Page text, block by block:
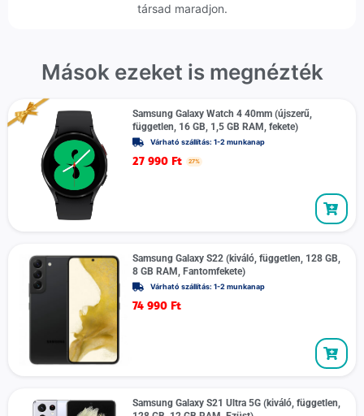
társad maradjon.
Mások ezeket is megnézték
Samsung Galaxy Watch 4 40mm (újszerű,
független, 16 GB, 1,5 GB RAM, fekete)
Várható szállítás: 1-2 munkanap
27 990 Ft 27%
Samsung Galaxy S22 (kiváló, független, 128 GB,
8 GB RAM, Fantomfekete)
Várható szállítás: 1-2 munkanap
74 990 Ft
Samsung Galaxy S21 Ultra 5G (kiváló, független,